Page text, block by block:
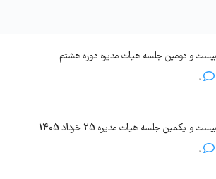
بیست و دومین جلسه هیات مدیره دوره هشتم
0
بیست و یکمین جلسه هیات مدیره 25 خرداد 1405
0